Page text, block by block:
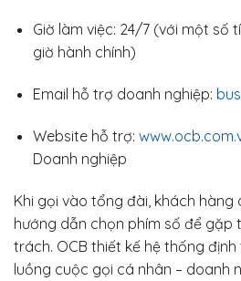
Giờ làm việc: 24/7 (với một số
giờ hành chính)
Email hỗ trợ doanh nghiệp:
Website hỗ trợ:
Doanh nghiệp
Khi gọi vào tổng đài, khách hàng
hướng dẫn chọn phím số để gặp
trách. OCB thiết kế hệ thống
luồng cuộc gọi cá nhân – doanh